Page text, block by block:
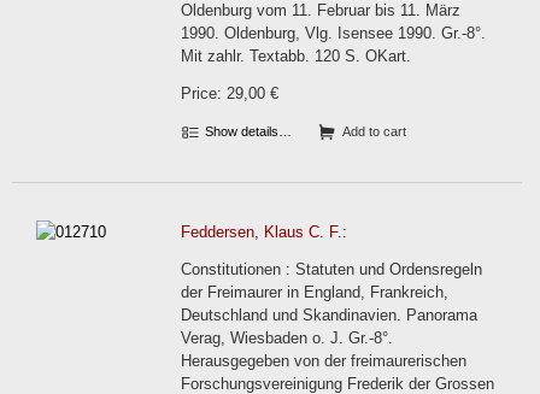
Oldenburg vom 11. Februar bis 11. März
1990. Oldenburg, Vlg. Isensee 1990. Gr.-8°.
Mit zahlr. Textabb. 120 S. OKart.
Price: 29,00 €
Show details… Add to cart
Feddersen, Klaus C. F.:
Constitutionen : Statuten und Ordensregeln
der Freimaurer in England, Frankreich,
Deutschland und Skandinavien. Panorama
Verag, Wiesbaden o. J. Gr.-8°.
Herausgegeben von der freimaurerischen
Forschungsvereinigung Frederik der Grossen